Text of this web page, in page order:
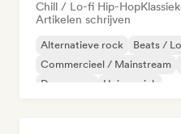
Chill / Lo-fi Hip-Hop
Artikelen schrijven
Alternatieve rock Beats /
Commercieel / Mainstream
Droompop
Huismuziek